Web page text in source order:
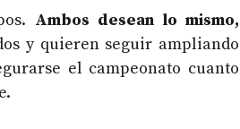
Ambos desean lo mismo,
y quieren seguir ampliando
el campeonato cuanto